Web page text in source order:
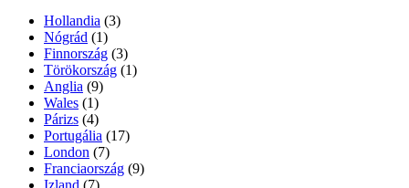
Hollandia (3)
Nógrád (1)
Finnország (3)
Törökország (1)
Anglia (9)
Wales (1)
Párizs (4)
Portugália (17)
London (7)
Franciaország (9)
Izland (7)